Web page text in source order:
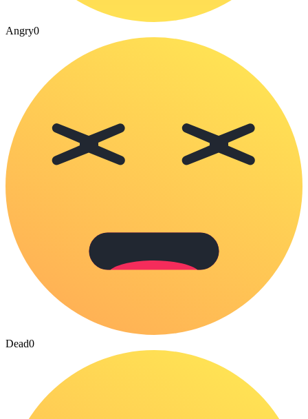
Angry0
Dead0